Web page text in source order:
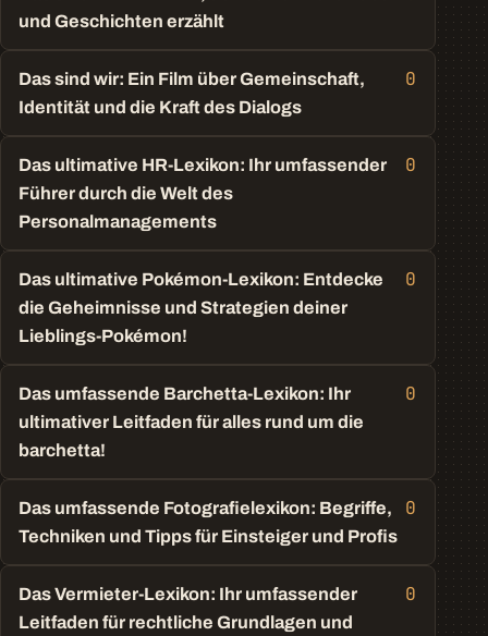
und Geschichten erzählt
Das sind wir: Ein Film über Gemeinschaft,
Identität und die Kraft des Dialogs
0
Das ultimative HR-Lexikon: Ihr umfassender
Führer durch die Welt des
Personalmanagements
0
Das ultimative Pokémon-Lexikon: Entdecke
die Geheimnisse und Strategien deiner
Lieblings-Pokémon!
0
Das umfassende Barchetta-Lexikon: Ihr
ultimativer Leitfaden für alles rund um die
barchetta!
0
Das umfassende Fotografielexikon: Begriffe,
Techniken und Tipps für Einsteiger und Profis
0
Das Vermieter-Lexikon: Ihr umfassender
Leitfaden für rechtliche Grundlagen und
0